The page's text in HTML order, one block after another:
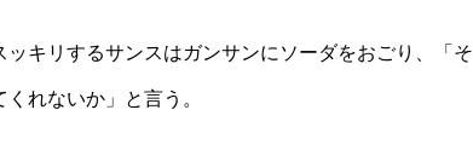
キリするサンスはガンサンにソーダをおごり、「そ
れないか」と言う。